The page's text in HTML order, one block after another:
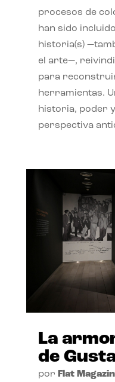
procesos de
han sido
historia(s)
el arte—,
para
herramientas.
historia, poder
perspectiva
La
de
por Flat